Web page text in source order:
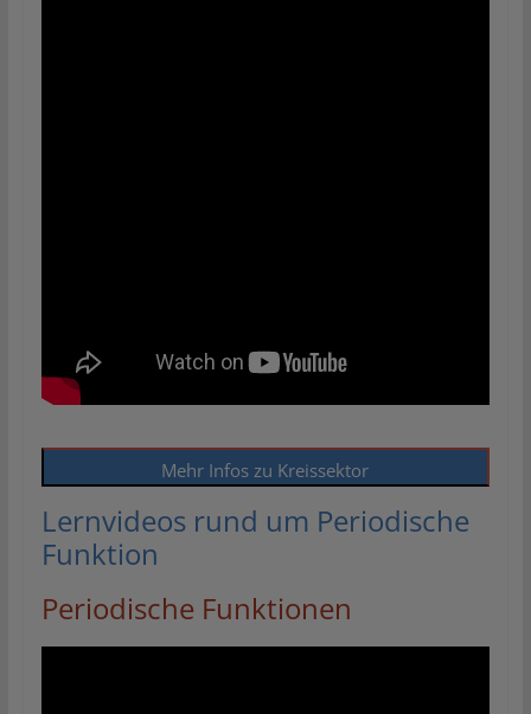
Mehr Infos zu Kreissektor
Lernvideos rund um Periodische
Funktion
Periodische Funktionen